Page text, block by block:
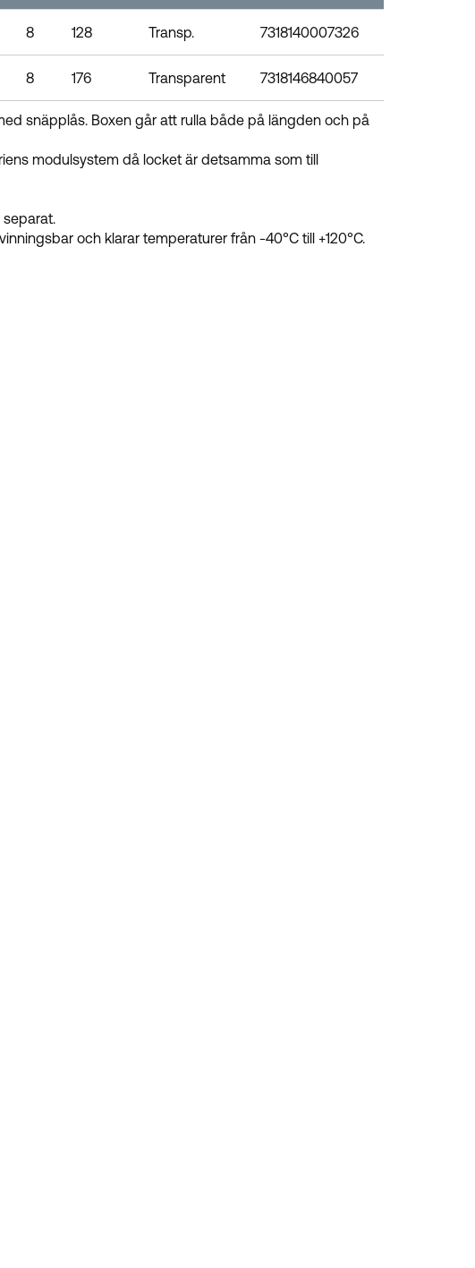
8 128 Transp. 7318140007326
8 176 Transparent 7318146840057
snäpplås. Boxen går att rulla både på längden och på
modulsystem då locket är detsamma som till
och klarar temperaturer från -40°C till +120°C.